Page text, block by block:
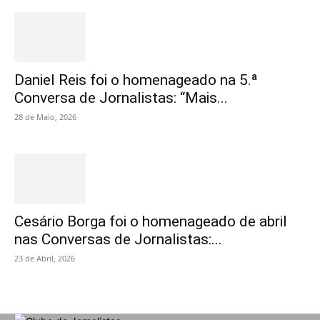
Daniel Reis foi o homenageado na 5.ª
Conversa de Jornalistas: “Mais...
28 de Maio, 2026
Cesário Borga foi o homenageado de abril
nas Conversas de Jornalistas:...
23 de Abril, 2026